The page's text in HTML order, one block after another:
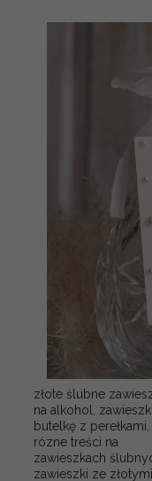
złote ślubne
na alkohol,
butelkę z perełkami,
rózne treści na
zawieszkach
zawieszki ze złotymi